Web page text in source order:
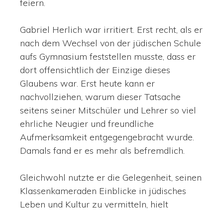
feiern.
Gabriel Herlich war irritiert. Erst recht, als er
nach dem Wechsel von der jüdischen Schule
aufs Gymnasium feststellen musste, dass er
dort offensichtlich der Einzige dieses
Glaubens war. Erst heute kann er
nachvollziehen, warum dieser Tatsache
seitens seiner Mitschüler und Lehrer so viel
ehrliche Neugier und freundliche
Aufmerksamkeit entgegengebracht wurde.
Damals fand er es mehr als befremdlich.
Gleichwohl nutzte er die Gelegenheit, seinen
Klassenkameraden Einblicke in jüdisches
Leben und Kultur zu vermitteln, hielt